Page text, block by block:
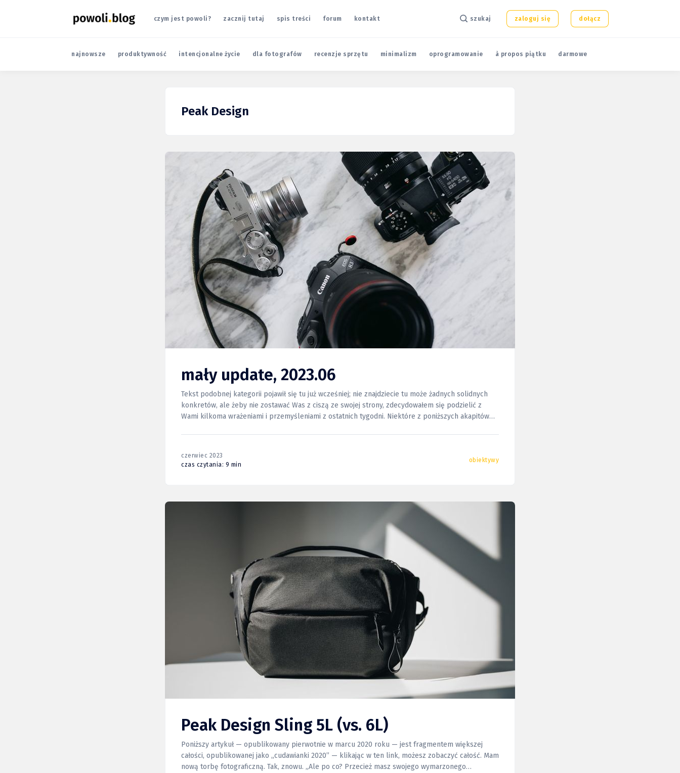
czym jest powoli? zacznij tutaj spis treści forum kontakt szukaj zaloguj się dołącz
najnowsze produktywność intencjonalne życie dla fotografów recenzje sprzętu minimalizm oprogramowanie à propos piątku darmowe
Peak Design
mały update, 2023.06
Tekst podobnej kategorii pojawił się tu już wcześniej; nie znajdziecie tu może żadnych solidnych
konkretów, ale żeby nie zostawać Was z ciszą ze swojej strony, zdecydowałem się podzielić z
Wami kilkoma wrażeniami i przemyśleniami z ostatnich tygodni. Niektóre z poniższych akapitów
czerwiec 2023
czas czytania: 9 min
obiektywy
Peak Design Sling 5L (vs. 6L)
Poniższy artykuł — opublikowany pierwotnie w marcu 2020 roku — jest fragmentem większej
całości, opublikowanej jako „cudawianki 2020” — klikając w ten link, możesz zobaczyć całość. Mam
nową torbę fotograficzną. Tak, znowu. „Ale po co? Przecież masz swojego wymarzonego